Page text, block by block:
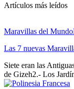
Artículos más leídos
Maravillas del Mundo
Las 7 nuevas
Siete eran las
de Gizeh2.- Los